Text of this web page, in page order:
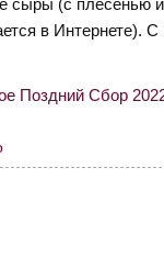
сыры (с плесенью
в Интернете).